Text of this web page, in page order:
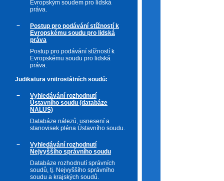
Evropským soudem pro lidská
práva.
Postup pro podávání stížností k
Evropskému soudu pro lidská
práva
Postup pro podávání stížností k
Evropskému soudu pro lidská
práva.
Judikatura vnitrostátních soudů:
Vyhledávání rozhodnutí
Ústavního soudu (databáze
NALUS)
Databáze nálezů, usnesení a
stanovisek pléna Ústavního soudu.
Vyhledávání rozhodnutí
Nejvyššího správního soudu
Databáze rozhodnutí správních
soudů, tj. Nejvyššího správního
soudu a krajských soudů.